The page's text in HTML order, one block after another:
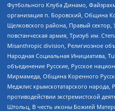
Футбольного Клуба Динамо,
организация п. Боровский, Община
Щелковского района, Правый
повстанческая армия, Тризуб им.
Misanthropic division, Религиозное
Народная Социальная Инициатива,
объединение Русские, Русское
Мирмамеда, Община Коренного
Меджлис крымскотатарского
противодействии экстремистской
Штольц, В честь иконы Божией